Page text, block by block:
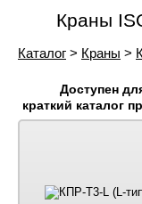
Краны
Каталог > Краны >
Доступен
краткий каталог